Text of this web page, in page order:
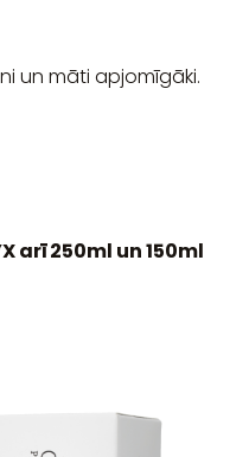
arī 250ml un 150ml
un māti apjomīgāki.